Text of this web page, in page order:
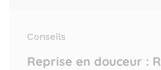
Conseils
Reprise en douceur :